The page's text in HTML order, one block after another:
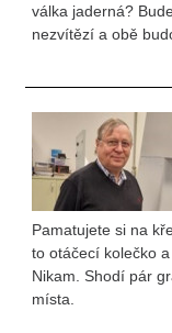
válka jaderná?
nezvítězí a obě
Pamatujete si na
to otáčecí kolečko
Nikam. Shodí pár
místa.